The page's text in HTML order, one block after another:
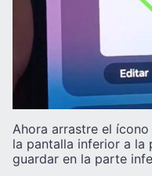
Ahora arrastre el
la pantalla inferior a la
guardar en la parte